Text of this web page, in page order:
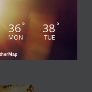
36°
MON
38°
TUE